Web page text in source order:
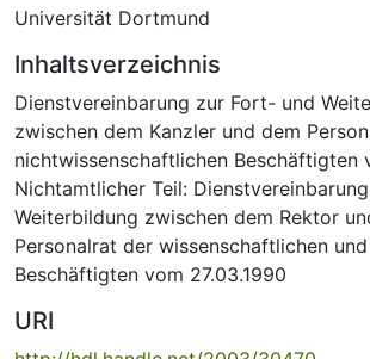
Universität Dortmund
Inhaltsverzeichnis
Dienstvereinbarung zur Fort- und
zwischen dem Kanzler und dem
nichtwissenschaftlichen Beschäftigten
Nichtamtlicher Teil:
Weiterbildung zwischen dem Rektor
Personalrat der wissenschaftlichen
Beschäftigten vom 27.03.1990
URI